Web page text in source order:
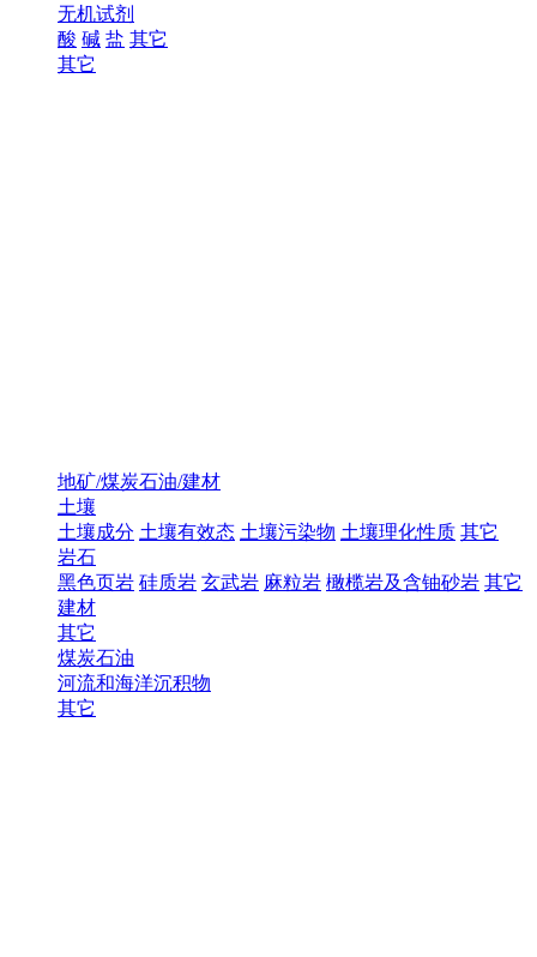
无机试剂
酸 碱 盐 其它
其它
地矿/煤炭石油/建材
土壤
土壤成分 土壤有效态 土壤污染物 土壤理化性质 其它
岩石
黑色页岩 硅质岩 玄武岩 麻粒岩 橄榄岩及含铀砂岩 其它
建材
其它
煤炭石油
河流和海洋沉积物
其它